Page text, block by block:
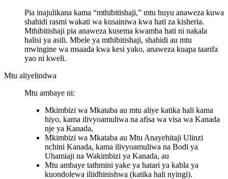
Pia inajulikana kama “mthibitishaji,” mtu huyu anaweza kuwa
shahidi rasmi wakati wa kusainiwa kwa hati za kisheria.
Mthibitishaji pia anaweza kusema kwamba hati ni nakala
halisi ya asili. Mbele ya mthibitishaji, shahidi au mtu
mwingine wa msaada kwa kesi yako, anaweza kuapa taarifa
yao ni kweli.
Mtu aliyelindwa
Mtu ambaye ni:
Mkimbizi wa Mkataba au mtu aliye katika hali kama
hiyo, kama ilivyoamuliwa na afisa wa visa wa Kanada
nje ya Kanada,
Mkimbizi wa Mkataba au Mtu Anayehitaji Ulinzi
nchini Kanada, kama ilivyoamuliwa na Bodi ya
Uhamiaji na Wakimbizi ya Kanada, au
Mtu ambaye tathmini yake ya hatari ya kabla ya
kuondolewa iliidhinishwa (katika hali nyingi).